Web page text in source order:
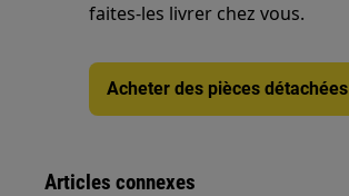
faites-les livrer chez vous.
Acheter des pièces détachées
Articles connexes